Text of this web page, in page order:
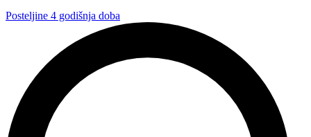
Posteljine 4 godišnja doba